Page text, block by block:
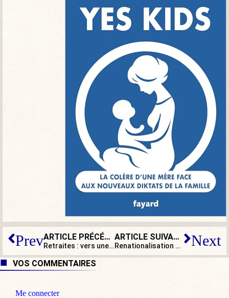
Prev ARTICLE PRÉCÉDENT
Retraites : vers une crispation de la France profonde contre Macron ?
ARTICLE SUIVANT
Renationalisation d’EDF : pourquoi ce virage à 180° ? Next
VOS COMMENTAIRES
Me connecter